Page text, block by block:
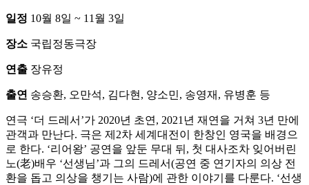
일정 10월 8일 ~ 11월 3일
장소 국립정동극장
연출 장유정
출연 송승환, 오만석, 김다현, 양소민, 송영재, 유병훈 등
연극 ‘더 드레서’가 2020년 초연, 2021년 재연을 거쳐 3년 만에
관객과 만난다. 극은 제2차 세계대전이 한창인 영국을 배경으
로 한다. ‘리어왕’ 공연을 앞둔 무대 뒤, 첫 대사조차 잊어버린
노(老)배우 ‘선생님’과 그의 드레서(공연 중 연기자의 의상 전
환을 돕고 의상을 챙기는 사람)에 관한 이야기를 다룬다. ‘선생